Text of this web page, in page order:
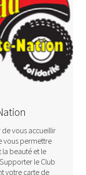
de vous accueillir
vous permettre
beauté et le
le Club
votre carte de